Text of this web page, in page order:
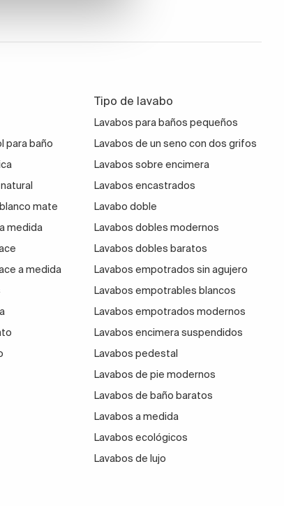
lucirse por todos los lados. Los lavamanos
Si encima son de piedra, su caché es
diversos. Su clásico veteado es sinónimo
Puedes hacerlo sobre un mueble de
de mármol y una grifería actual,
para baño
mate
medida
a medida
Tipo de lavabo
Lavabos para baños pequeños
Lavabos de un seno con dos grifos
Lavabos sobre encimera
Lavabos encastrados
Lavabo doble
Lavabos dobles modernos
Lavabos dobles baratos
Lavabos empotrados sin agujero
Lavabos empotrables blancos
Lavabos empotrados modernos
Lavabos encimera suspendidos
Lavabos pedestal
Lavabos de pie modernos
Lavabos de baño baratos
Lavabos a medida
Lavabos ecológicos
Lavabos de lujo